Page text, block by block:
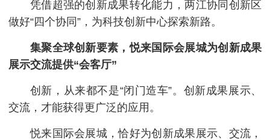
凭借超强的创新成果转化能力，两江协同创新区
做好“四个协同”，为科技创新中心探索新路。
集聚全球创新要素，悦来国际会展城为创新成果
展示交流提供“会客厅”
创新，从来都不是“闭门造车”。创新成果展示、
交流，才能获得更广泛的应用。
悦来国际会展城，恰好为创新成果展示、交流，